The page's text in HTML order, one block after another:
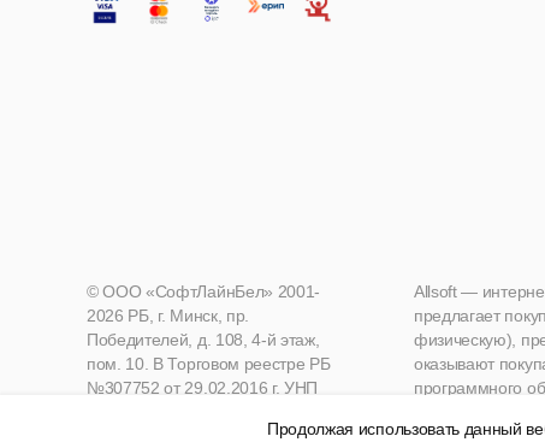
Allsoft —
предлагает
физическую),
оказывают
программного
© ООО «СофтЛайнБел» 2001-
2026 РБ, г. Минск, пр.
Победителей, д. 108, 4-й этаж,
пом. 10. В Торговом реестре РБ
№307752 от 29.02.2016 г. УНП
Продолжая использовать данный